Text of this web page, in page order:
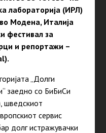
лабораторија (ИРЛ)
Модена, Италија
фестивал за
и репортажи –
„Долги
заедно со БиБиСи
шведскиот
сервис
долг истражувачки